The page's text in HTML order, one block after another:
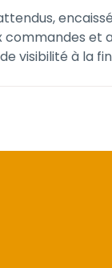
commandes et
visibilité à la